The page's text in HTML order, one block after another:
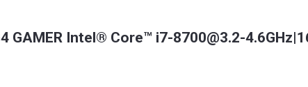
GAMER Intel® Core™ i7-8700@3.2-